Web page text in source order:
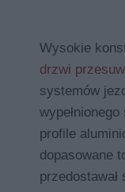
Wysokie
drzwi
systemów
profile
dopasowane
przedostawał